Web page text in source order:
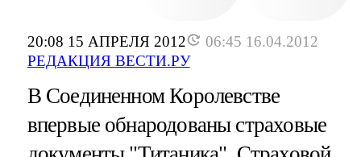
20:08 15 АПРЕЛЯ 2012
06:45 16.04.2012
РЕДАКЦИЯ ВЕСТИ.РУ
В Соединенном Королевстве
впервые обнародованы страховые